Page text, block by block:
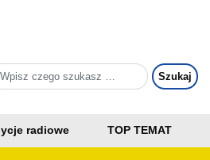
radiowe TOP TEMAT